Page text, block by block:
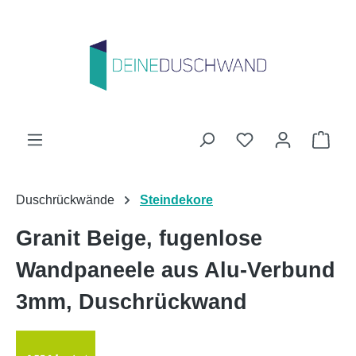
Du hast 0
Duschrückwände Steindekore
Granit Beige, fugenlose
Wandpaneele aus Alu-Verbund
3mm, Duschrückwand